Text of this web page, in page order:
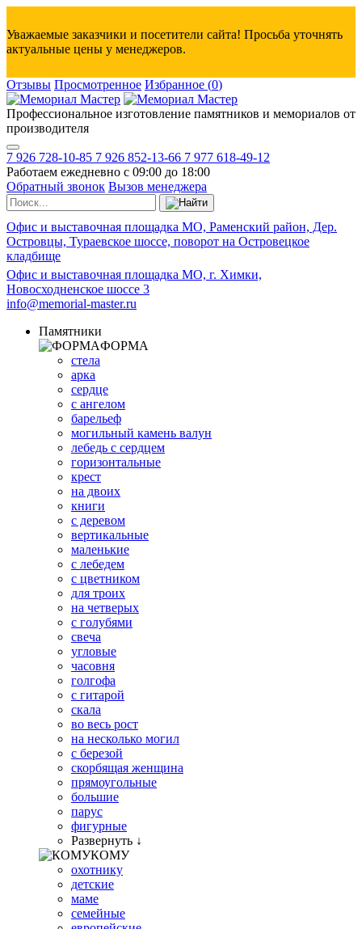
Уважаемые заказчики и посетители сайта! Просьба уточнять
актуальные цены у менеджеров.
Отзывы Просмотренное Избранное (0)
Профессиональное изготовление памятников и мемориалов от
производителя
7 926 728-10-85 7 926 852-13-66 7 977 618-49-12
Работаем ежедневно с 09:00 до 18:00
Обратный звонок Вызов менеджера
Офис и выставочная площадка МО, Раменский район, Дер.
Островцы, Тураевское шоссе, поворот на Островецкое
кладбище
Офис и выставочная площадка МО, г. Химки,
Новосходненское шоссе 3
info@memorial-master.ru
Памятники
ФОРМА
стела
арка
сердце
с ангелом
барельеф
могильный камень валун
лебедь с сердцем
горизонтальные
крест
на двоих
книги
с деревом
вертикальные
маленькие
с лебедем
с цветником
для троих
на четверых
с голубями
свеча
угловые
часовня
голгофа
с гитарой
скала
во весь рост
на несколько могил
с березой
скорбящая женщина
прямоугольные
большие
парус
фигурные
Развернуть ↓
КОМУ
охотнику
детские
маме
семейные